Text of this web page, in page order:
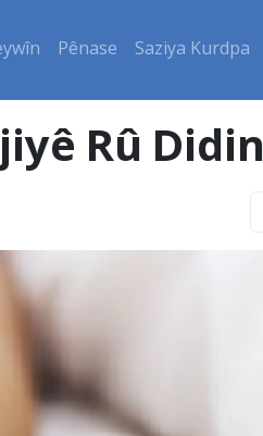
Pênase Saziya Kurdpa
Rû Didin